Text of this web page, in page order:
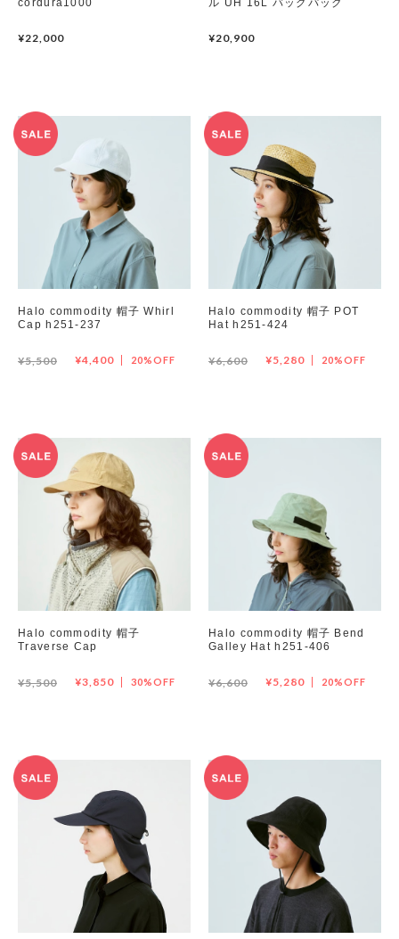
¥22,000 ¥20,900
Halo commodity 帽子 Whirl
Cap h251-237
20%OFF
¥5,500 ¥4,400
Halo commodity 帽子 POT
Hat h251-424
20%OFF
¥6,600 ¥5,280
Halo commodity 帽子
Traverse Cap
30%OFF
¥5,500 ¥3,850
Halo commodity 帽子 Bend
Galley Hat h251-406
20%OFF
¥6,600 ¥5,280